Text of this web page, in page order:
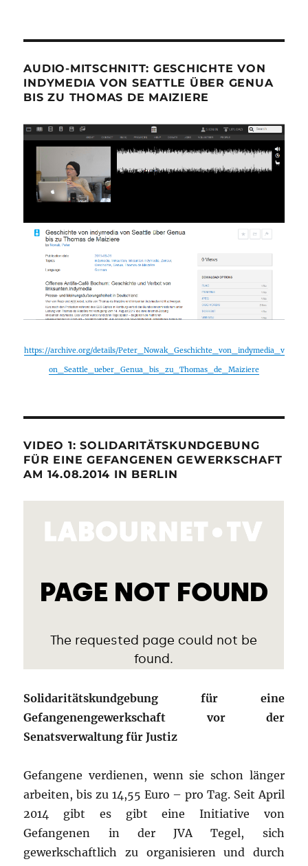
AUDIO-MITSCHNITT: GESCHICHTE VON
INDYMEDIA VON SEATTLE ÜBER GENUA
BIS ZU THOMAS DE MAIZIERE
https://archive.org/details/Peter_Nowak_Geschichte_von_indymedia_v
on_Seattle_ueber_Genua_bis_zu_Thomas_de_Maiziere
VIDEO 1: SOLIDARITÄTSKUNDGEBUNG
FÜR EINE GEFANGENEN GEWERKSCHAFT
AM 14.08.2014 IN BERLIN
Solidaritätskundgebung für eine
Gefangenengewerkschaft vor der
Senatsverwaltung für Justiz
Gefangene verdienen, wenn sie schon länger
arbeiten, bis zu 14,55 Euro – pro Tag. Seit April
2014 gibt es gibt eine Initiative von
Gefangenen in der JVA Tegel, sich
gewerkschaftlich zu organisieren und durch